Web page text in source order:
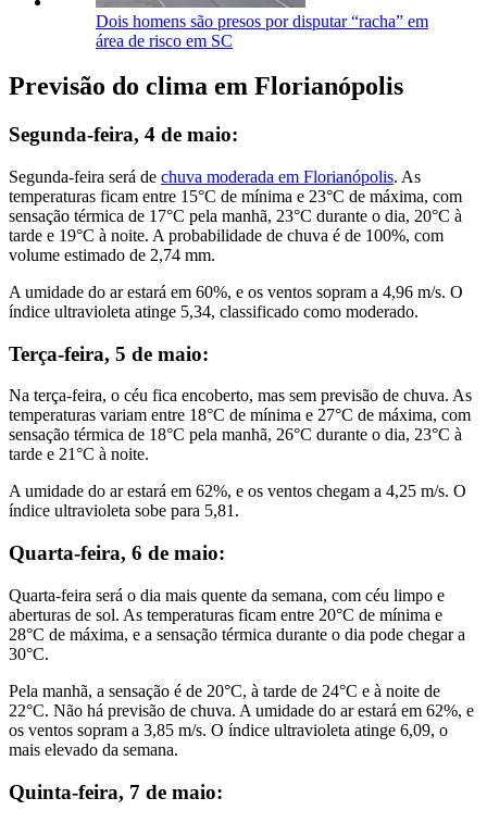
Dois homens são presos por disputar “racha” em
área de risco em SC
Previsão do clima em Florianópolis
Segunda-feira, 4 de maio:
Segunda-feira será de chuva moderada em Florianópolis. As
temperaturas ficam entre 15°C de mínima e 23°C de máxima, com
sensação térmica de 17°C pela manhã, 23°C durante o dia, 20°C à
tarde e 19°C à noite. A probabilidade de chuva é de 100%, com
volume estimado de 2,74 mm.
A umidade do ar estará em 60%, e os ventos sopram a 4,96 m/s. O
índice ultravioleta atinge 5,34, classificado como moderado.
Terça-feira, 5 de maio:
Na terça-feira, o céu fica encoberto, mas sem previsão de chuva. As
temperaturas variam entre 18°C de mínima e 27°C de máxima, com
sensação térmica de 18°C pela manhã, 26°C durante o dia, 23°C à
tarde e 21°C à noite.
A umidade do ar estará em 62%, e os ventos chegam a 4,25 m/s. O
índice ultravioleta sobe para 5,81.
Quarta-feira, 6 de maio:
Quarta-feira será o dia mais quente da semana, com céu limpo e
aberturas de sol. As temperaturas ficam entre 20°C de mínima e
28°C de máxima, e a sensação térmica durante o dia pode chegar a
30°C.
Pela manhã, a sensação é de 20°C, à tarde de 24°C e à noite de
22°C. Não há previsão de chuva. A umidade do ar estará em 62%, e
os ventos sopram a 3,85 m/s. O índice ultravioleta atinge 6,09, o
mais elevado da semana.
Quinta-feira, 7 de maio: